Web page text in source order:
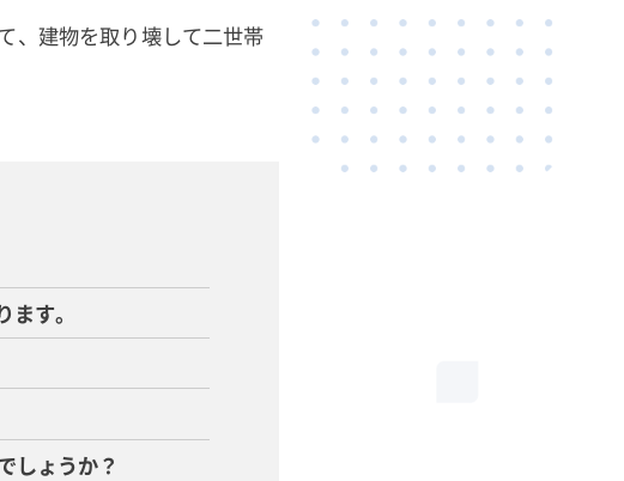
、建物を取り壊して二世帯
す。
しょうか？